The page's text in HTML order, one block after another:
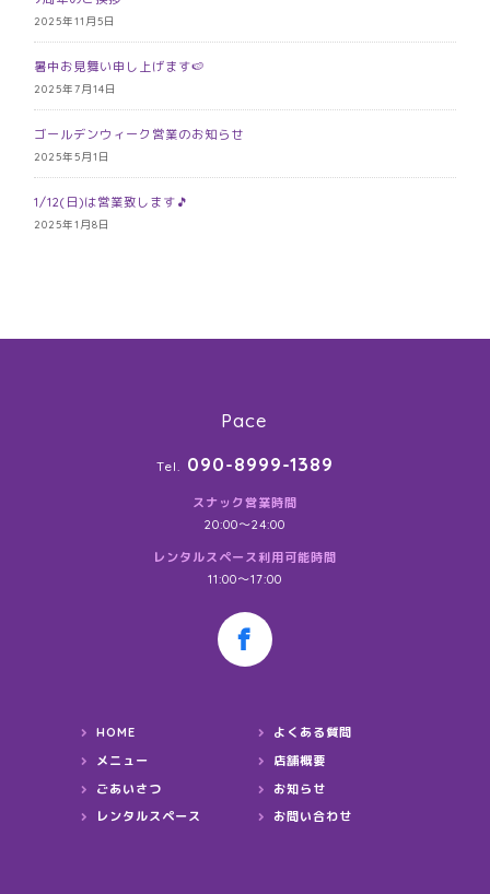
2025年11月5日
暑中お見舞い申し上げます🍉
2025年7月14日
ゴールデンウィーク営業のお知らせ
2025年5月1日
1/12(日)は営業致します🎵
2025年1月8日
Pace
Tel. 090-8999-1389
スナック営業時間
20:00〜24:00
レンタルスペース利用可能時間
11:00～17:00
HOME
メニュー
ごあいさつ
レンタルスペース
よくある質問
店舗概要
お知らせ
お問い合わせ